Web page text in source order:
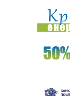
00:04:Vukotić
00:01:Na
U